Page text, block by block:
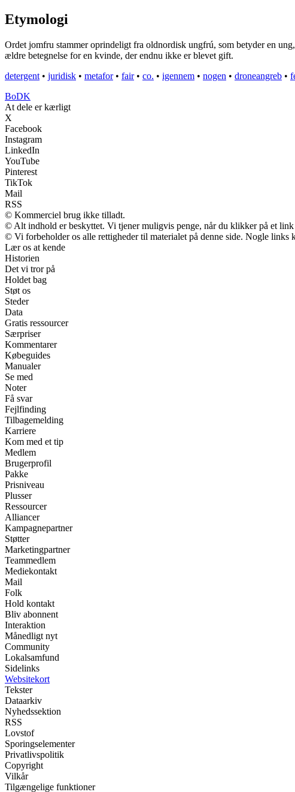
Etymologi
Ordet jomfru stammer oprindeligt fra oldnordisk ungfrú, som betyder en
ældre betegnelse for en kvinde, der endnu ikke er blevet gift.
detergent • juridisk • metafor• fair• co. • igennem • nogen • droneangreb •
BoDK
At dele er kærligt
X
Facebook
Instagram
LinkedIn
YouTube
Pinterest
TikTok
Mail
RSS
© Kommerciel brug ikke tilladt.
© Alt indhold er beskyttet. Vi tjener muligvis penge, når du klikker på et link
© Vi forbeholder os alle rettigheder til materialet på denne side. Nogle
Lær os at kende
Historien
Det vi tror på
Holdet bag
Støt os
Steder
Data
Gratis ressourcer
Særpriser
Kommentarer
Købeguides
Manualer
Se med
Noter
Få svar
Fejlfinding
Tilbagemelding
Karriere
Kom med et tip
Medlem
Brugerprofil
Pakke
Prisniveau
Plusser
Ressourcer
Alliancer
Kampagnepartner
Støtter
Marketingpartner
Teammedlem
Mediekontakt
Mail
Folk
Hold kontakt
Bliv abonnent
Interaktion
Månedligt nyt
Community
Lokalsamfund
Sidelinks
Websitekort
Tekster
Dataarkiv
Nyhedssektion
RSS
Lovstof
Sporingselementer
Privatlivspolitik
Copyright
Vilkår
Tilgængelige funktioner